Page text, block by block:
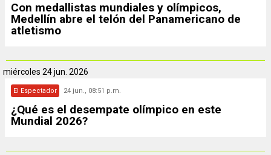
Con medallistas mundiales y olímpicos,
Medellín abre el telón del Panamericano de
atletismo
miércoles 24 jun. 2026
El Espectador 24 jun., 08:51 p.m.
¿Qué es el desempate olímpico en este
Mundial 2026?